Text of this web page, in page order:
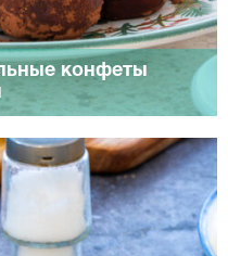
конфеты